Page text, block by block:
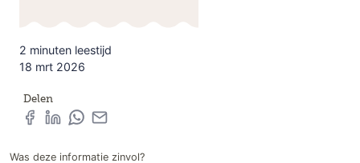
2 minuten leestijd
18 mrt 2026
Delen
Was deze informatie zinvol?